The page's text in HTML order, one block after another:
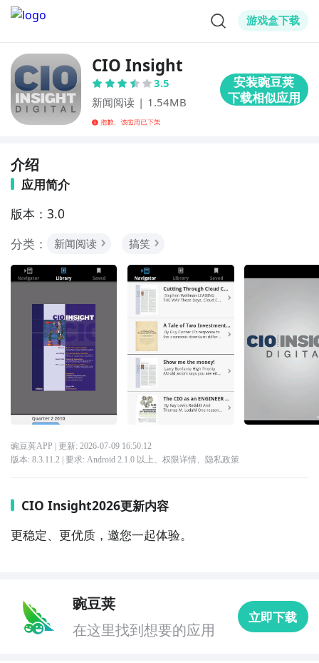
游戏盒下载
CIO Insight
3.5
新闻阅读 | 1.54MB
介绍
应用简介
版本：3.0
分类：
新闻阅读 搞笑
豌豆荚APP | 更新: 2026-07-09 16:50:12
版本: 8.3.11.2| 要求: Android 2.1.0 以上、 权限详情、 隐私政策
CIO Insight2026更新内容
更稳定、更优质，邀您一起体验。
豌豆荚
在这里找到想要的应用
立即下载